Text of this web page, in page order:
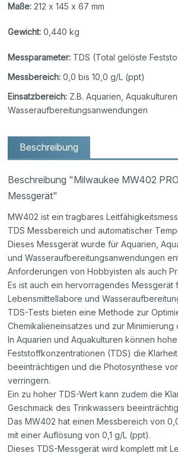
Maße: 212 x 145 x 67 mm
Gewicht: 0,440 kg
Messparameter: TDS (Total gelöste
Messbereich: 0,0 bis 10,0 g/L (ppt)
Einsatzbereich: Z.B. Aquarien,
Wasseraufbereitungsanwendungen
Beschreibung
Beschreibung "Milwaukee MW402
Messgerät"
MW402 ist ein tragbares
TDS Messbereich und automatischer
Dieses Messgerät wurde für Aquarien,
und Wasseraufbereitungsanwendungen
Anforderungen von Hobbyisten als auch
Es ist auch ein hervorragendes Messgerät
Lebensmittellabore und
TDS-Tests bieten eine Methode zur
Chemikalieneinsatzes und zur
In Aquarien und Aquakulturen können hohe
Feststoffkonzentrationen (TDS) die
beeinträchtigen und die Photosynthese
verringern.
Ein zu hoher TDS-Wert kann zudem die
Geschmack des Trinkwassers
Das MW402 hat einen Messbereich von
mit einer Auflösung von 0,1 g/L (ppt).
Dieses TDS-Messgerät wird komplett mit